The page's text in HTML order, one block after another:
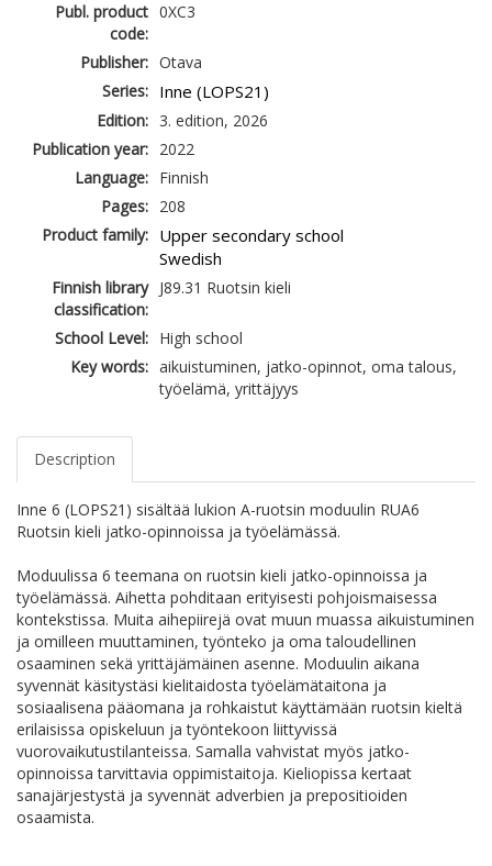
Publ. product
code:
0XC3
Publisher: Otava
Series: Inne (LOPS21)
Edition: 3. edition, 2026
Publication year: 2022
Language: Finnish
Pages: 208
Product family: Upper secondary school
Swedish
Finnish library
classification:
J89.31 Ruotsin kieli
School Level: High school
Key words: aikuistuminen, jatko-opinnot, oma talous,
työelämä, yrittäjyys
Description
Inne 6 (LOPS21) sisältää lukion A-ruotsin moduulin RUA6
Ruotsin kieli jatko-opinnoissa ja työelämässä.
Moduulissa 6 teemana on ruotsin kieli jatko-opinnoissa ja
työelämässä. Aihetta pohditaan erityisesti pohjoismaisessa
kontekstissa. Muita aihepiirejä ovat muun muassa aikuistuminen
ja omilleen muuttaminen, työnteko ja oma taloudellinen
osaaminen sekä yrittäjämäinen asenne. Moduulin aikana
syvennät käsitystäsi kielitaidosta työelämätaitona ja
sosiaalisena pääomana ja rohkaistut käyttämään ruotsin kieltä
erilaisissa opiskeluun ja työntekoon liittyvissä
vuorovaikutustilanteissa. Samalla vahvistat myös jatko-
opinnoissa tarvittavia oppimistaitoja. Kieliopissa kertaat
sanajärjestystä ja syvennät adverbien ja prepositioiden
osaamista.